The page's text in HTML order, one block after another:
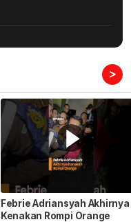
>
Febrie Adriansyah Akhirnya
Kenakan Rompi Orange